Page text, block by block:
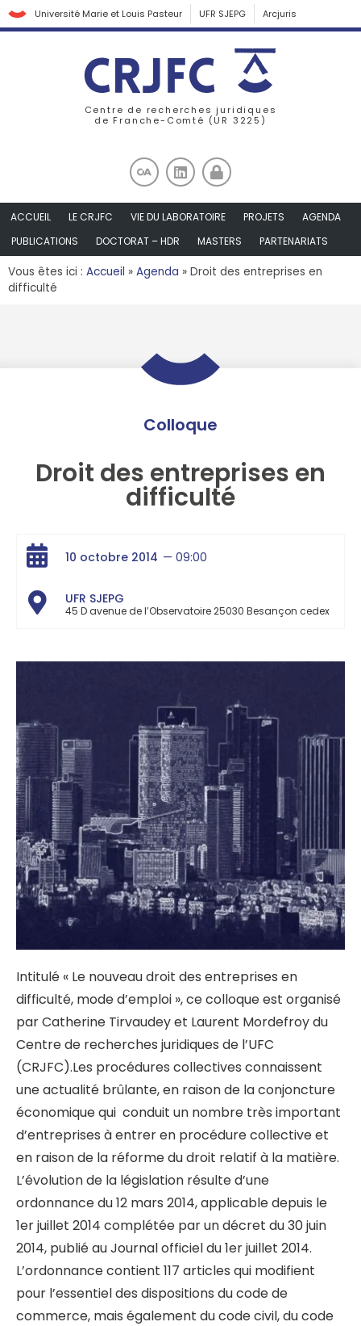
Université Marie et Louis Pasteur UFR SJEPG Arcjuris
Centre de recherches juridiques
de Franche-Comté (UR 3225)
ACCUEIL LE CRJFC VIE DU LABORATOIRE PROJETS
AGENDA
PUBLICATIONS
DOCTORAT – HDR MASTERS PARTENARIATS
Vous êtes ici : Accueil » Agenda » Droit des entreprises en
difficulté
Colloque
Droit des entreprises en
difficulté
10 octobre 2014 — 09:00
UFR SJEPG
45 D avenue de l’Observatoire 25030 Besançon cedex
Intitulé « Le nouveau droit des entreprises en
difficulté, mode d’emploi », ce colloque est organisé
par Catherine Tirvaudey et Laurent Mordefroy du
Centre de recherches juridiques de l’UFC
(CRJFC).Les procédures collectives connaissent
une actualité brûlante, en raison de la conjoncture
économique qui conduit un nombre très important
d’entreprises à entrer en procédure collective et
en raison de la réforme du droit relatif à la matière.
L’évolution de la législation résulte d’une
ordonnance du 12 mars 2014, applicable depuis le
1er juillet 2014 complétée par un décret du 30 juin
2014, publié au Journal officiel du 1er juillet 2014.
L’ordonnance contient 117 articles qui modifient
pour l’essentiel des dispositions du code de
commerce, mais également du code civil, du code